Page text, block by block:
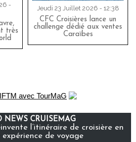
-
très
Jeudi 23 Juillet 2026 - 12:38
CFC Croisières lance un
challenge dédié aux ventes
Caraïbes
NEWS CRUISEMAG
l’itinéraire de croisière en
de voyage